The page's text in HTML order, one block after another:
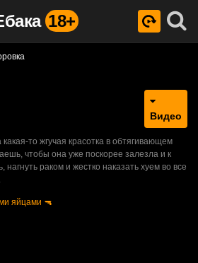
18+
Видео
какая-то жгучая красотка в обтягивающем
чтобы она уже поскорее залезла и к
нагнуть раком и жестко наказать хуем во все